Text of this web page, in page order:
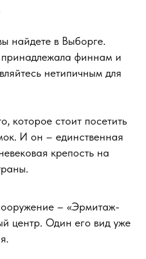
найдете в Выборге.
финнам и
нетипичным для
которое стоит посетить
И он – единственная
крепость на
– «Эрмитаж-
центр. Один его вид уже